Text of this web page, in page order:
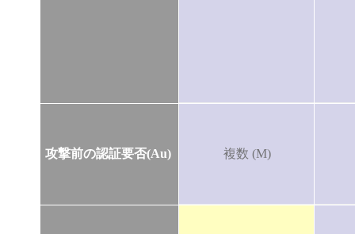
攻撃前の認証要否(Au) 複数 (M)